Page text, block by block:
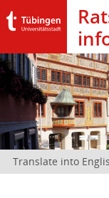
Translate into